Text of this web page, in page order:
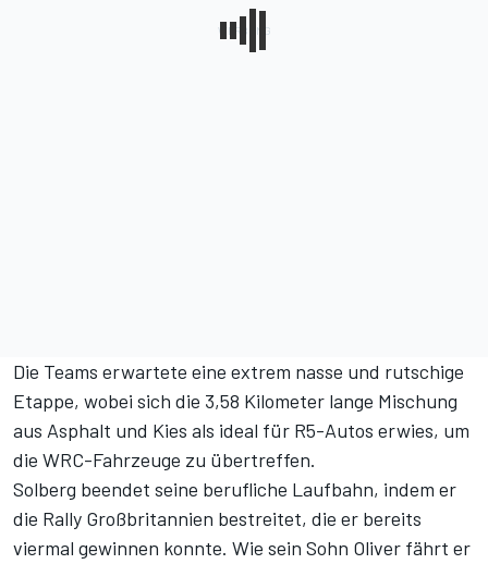
Die Teams erwartete eine extrem nasse und rutschige
Etappe, wobei sich die 3,58 Kilometer lange Mischung
aus Asphalt und Kies als ideal für R5-Autos erwies, um
die WRC-Fahrzeuge zu übertreffen.
Solberg beendet seine berufliche Laufbahn, indem er
die Rally Großbritannien bestreitet, die er bereits
viermal gewinnen konnte. Wie sein Sohn Oliver fährt er